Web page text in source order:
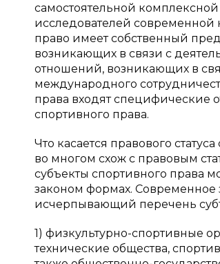
самостоятельной
исследователей современной
право имеет собственный
возникающих в связи с
отношений, возникающих в
международного
права входят специфические
спортивного права.
Что касается правового
во многом схож с правовым
субъекты спортивного права
законом формах. Современное
исчерпывающий перечень
1) физкультурно-спортивные
технические общества,